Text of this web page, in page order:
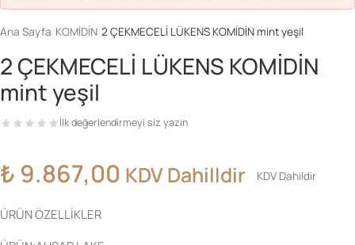
Ana Sayfa KOMİDİN 2 ÇEKMECELİ LÜKENS KOMİDİN mint yeşil
2 ÇEKMECELİ LÜKENS KOMİDİN
mint yeşil
İlk değerlendirmeyi siz yazın
₺9.867,00 KDV Dahilldir KDV Dahildir
ÜRÜN ÖZELLİKLER